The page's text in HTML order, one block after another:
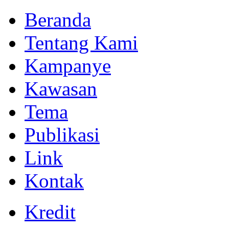
Beranda
Tentang Kami
Kampanye
Kawasan
Tema
Publikasi
Link
Kontak
Kredit